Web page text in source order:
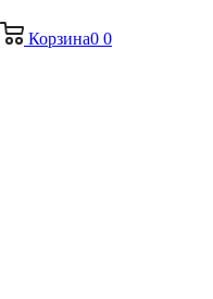
Корзина0 0